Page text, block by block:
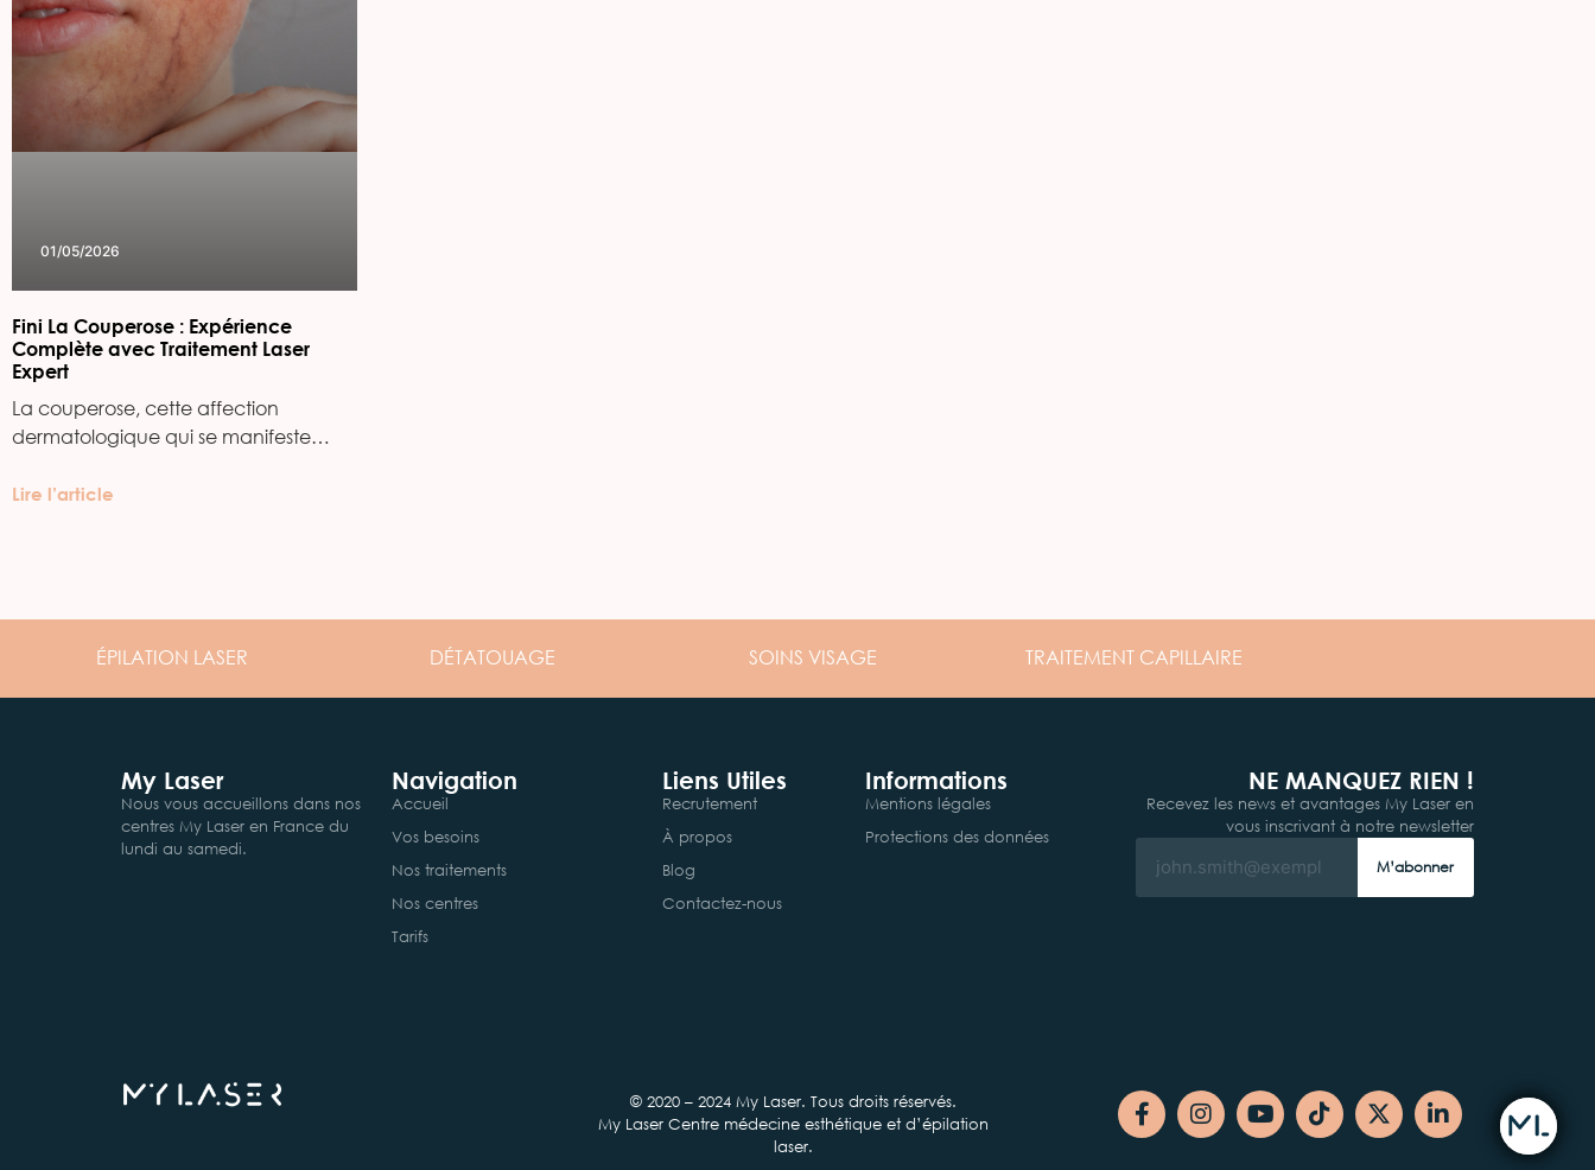
01/05/2026
Fini La Couperose : Expérience
Complète avec Traitement Laser
Expert
La couperose, cette affection
dermatologique qui se manifeste…
Lire l’article
ÉPILATION LASER DÉTATOUAGE SOINS VISAGE TRAITEMENT CAPILLAIRE
My Laser
Nous vous accueillons dans nos
centres My Laser en France du
lundi au samedi.
Navigation
Accueil
Vos besoins
Nos traitements
Nos centres
Tarifs
Liens Utiles
Recrutement
À propos
Blog
Contactez-nous
Informations
Mentions légales
Protections des données
NE MANQUEZ RIEN !
Recevez les news et avantages My Laser en
vous inscrivant à notre newsletter
M’abonner
© 2020 – 2024 My Laser. Tous droits réservés.
My Laser Centre médecine esthétique et d’épilation
laser.